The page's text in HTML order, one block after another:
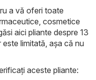
a vă oferi toate
cosmetice
aici pliante despre 13
limitată, așa că nu
aceste pliante: